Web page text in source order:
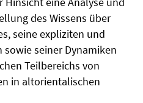
des Wissens über
seine expliziten und
seiner Dynamiken
Teilbereichs von
in altorientalischen